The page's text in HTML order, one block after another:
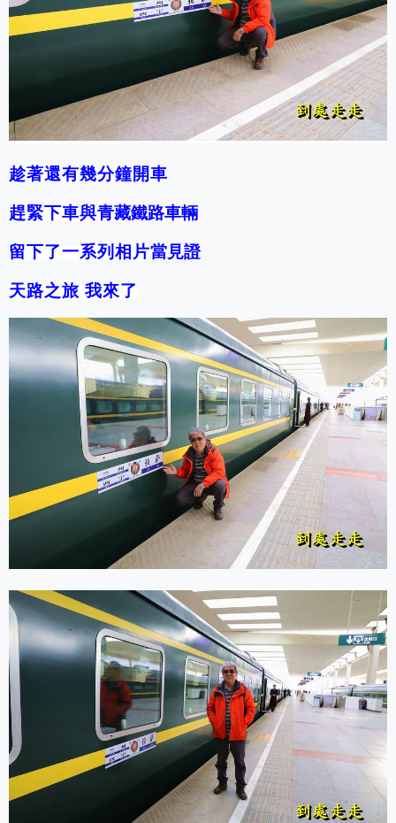
趁著還有幾分鐘開車
趕緊下車與青藏鐵路車輛
留下了一系列相片當見證
天路之旅 我來了